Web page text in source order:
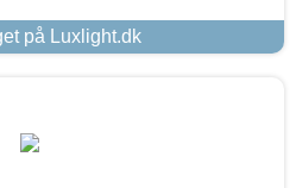
på Luxlight.dk